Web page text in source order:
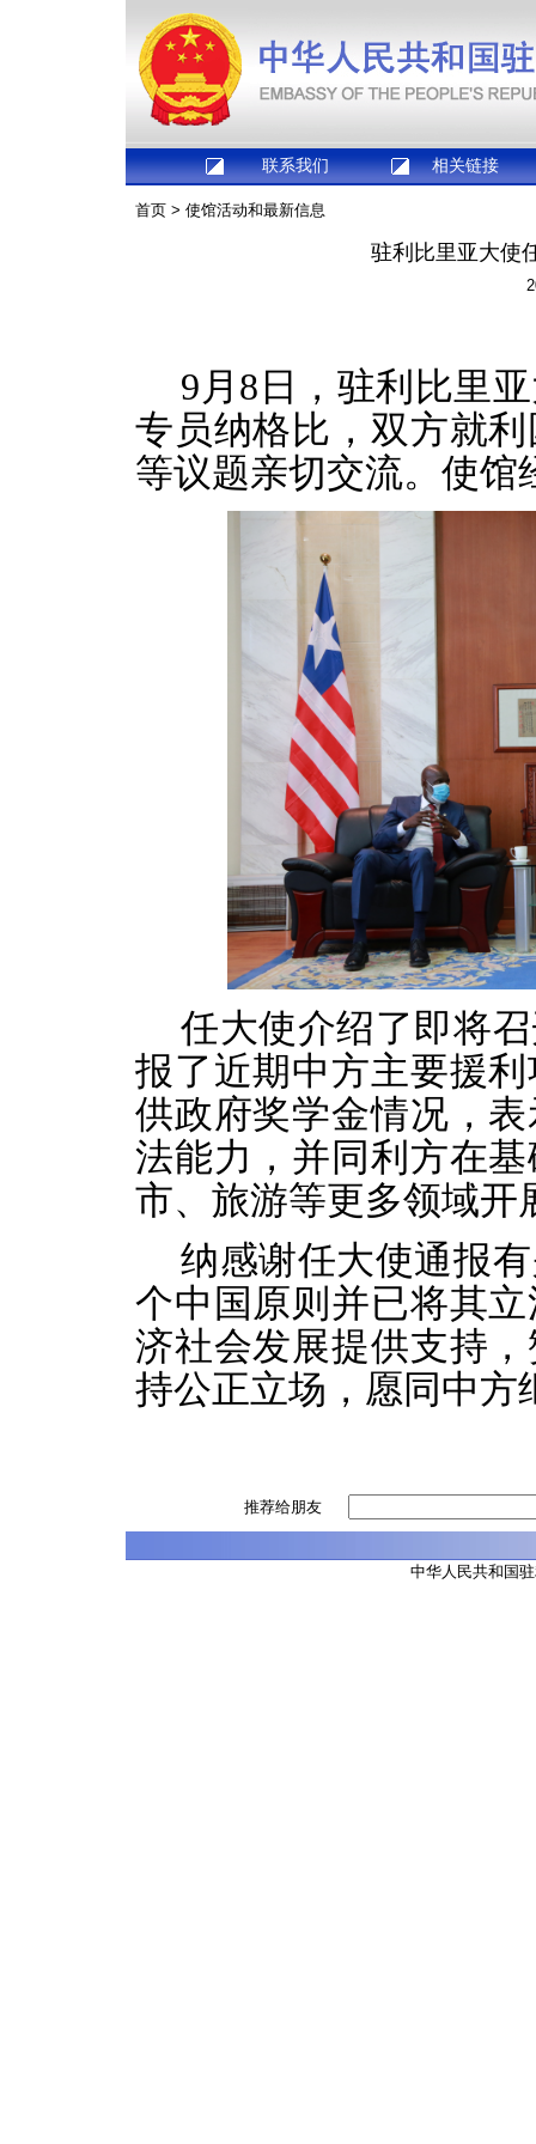
联系我们 相关链接
首页 > 使馆活动和最新信息
驻利比里亚大使
9月8日，驻利比里
专员纳格比，双方就
等议题亲切交流。使馆
任大使介绍了即将
报了近期中方主要援
供政府奖学金情况，
法能力，并同利方在
市、旅游等更多领域开
纳感谢任大使通报
个中国原则并已将其
济社会发展提供支持
持公正立场，愿同中方
推荐给朋友
中华人民共和国